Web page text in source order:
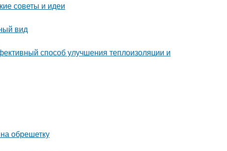
советы и идеи
вид
способ улучшения теплоизоляции и
обрешетку